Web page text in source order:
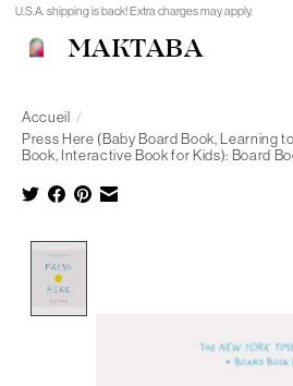
U.S.A. shipping is back! Extra charges may apply.
MAKTABA
Accueil /
Press Here (Baby Board Book, Learning
Book, Interactive Book for Kids): Board